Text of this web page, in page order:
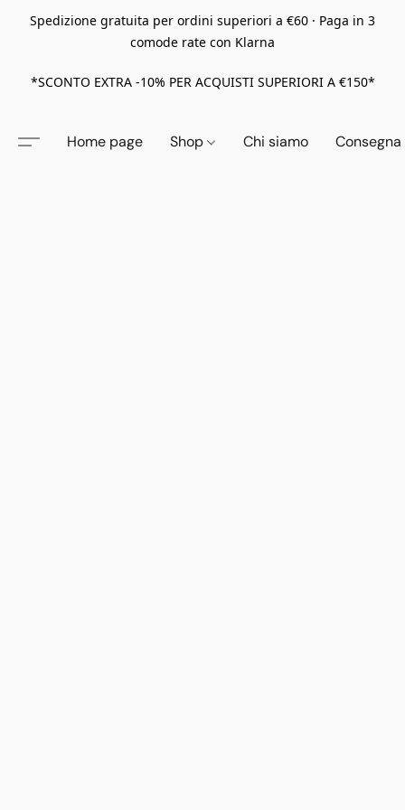
Spedizione gratuita per ordini superiori a €60 · Paga in 3
comode rate con Klarna
*SCONTO EXTRA -10% PER ACQUISTI SUPERIORI A €150*
Home page Shop Chi siamo Consegna